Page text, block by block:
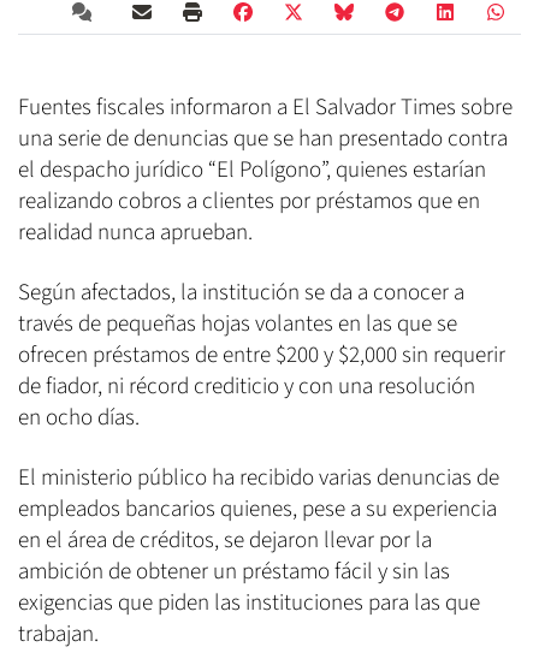
Fuentes fiscales informaron a El Salvador Times sobre
una serie de denuncias que se han presentado contra
el despacho jurídico “El Polígono”, quienes estarían
realizando cobros a clientes por préstamos que en
realidad nunca aprueban.
Según afectados, la institución se da a conocer a
través de pequeñas hojas volantes en las que se
ofrecen préstamos de entre $200 y $2,000 sin requerir
de fiador, ni récord crediticio y con una resolución
en ocho días.
El ministerio público ha recibido varias denuncias de
empleados bancarios quienes, pese a su experiencia
en el área de créditos, se dejaron llevar por la
ambición de obtener un préstamo fácil y sin las
exigencias que piden las instituciones para las que
trabajan.